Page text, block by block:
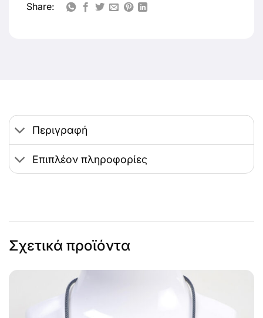
Share:
Περιγραφή
Επιπλέον πληροφορίες
Σχετικά προϊόντα